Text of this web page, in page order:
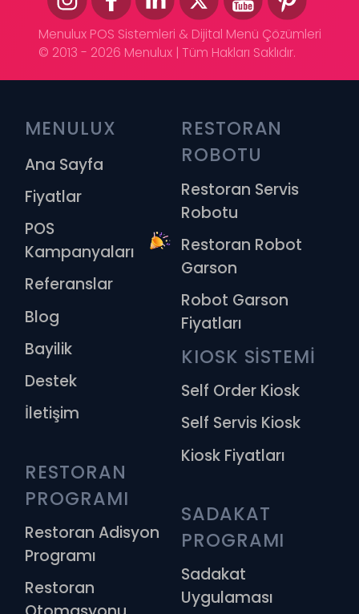
Menulux POS Sistemleri & Dijital Menü Çözümleri
© 2013 - 2026 Menulux | Tüm Hakları Saklıdır.
MENULUX
Ana Sayfa
Fiyatlar
POS
Kampanyaları
Referanslar
Blog
Bayilik
Destek
İletişim
RESTORAN
PROGRAMI
Restoran Adisyon
Programı
Restoran
RESTORAN
ROBOTU
Restoran Servis
Robotu
Restoran Robot
Garson
Robot Garson
Fiyatları
KIOSK SİSTEMİ
Self Order Kiosk
Self Servis Kiosk
Kiosk Fiyatları
SADAKAT
PROGRAMI
Sadakat
Uygulaması